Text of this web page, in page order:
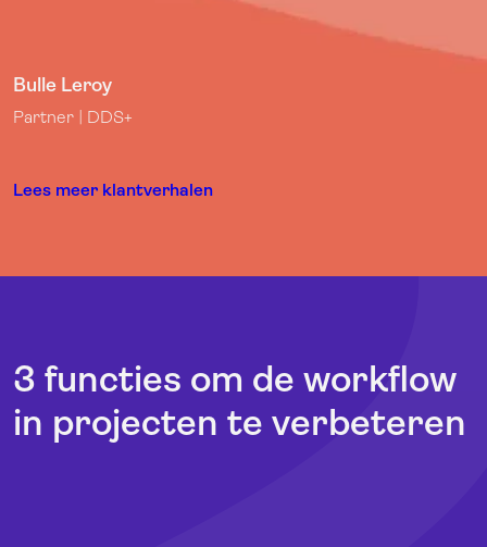
Bulle Leroy
Partner | DDS+
Lees meer klantverhalen
3 functies om de workflow
in projecten te verbeteren